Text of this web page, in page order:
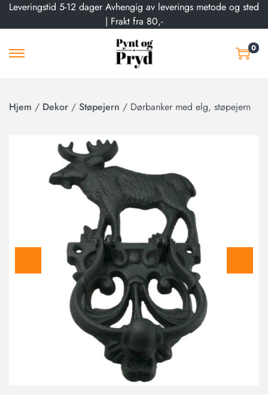
Leveringstid 5-12 dager Avhengig av leverings metode og sted
| Frakt fra 80,-
0
Hjem / Dekor / Støpejern / Dørbanker med elg, støpejern